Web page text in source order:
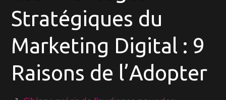
Stratégiques du
Marketing Digital : 9
Raisons de l’Adopter